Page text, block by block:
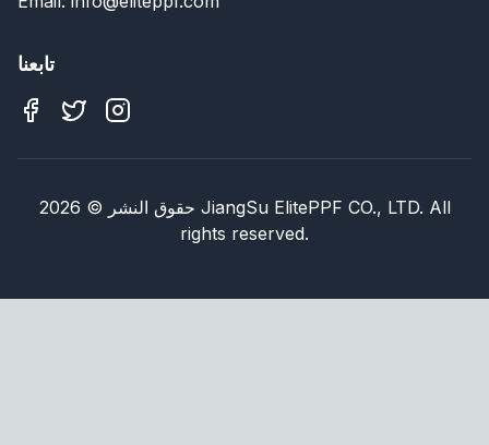
تابعنا
حقوق النشر ©
2026
JiangSu ElitePPF CO., LTD. All
rights reserved.